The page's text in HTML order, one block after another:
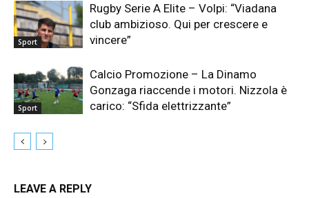
Sport
Rugby Serie A Elite – Volpi: “Viadana
club ambizioso. Qui per crescere e
vincere”
Sport
Calcio Promozione – La Dinamo
Gonzaga riaccende i motori. Nizzola è
carico: “Sfida elettrizzante”
LEAVE A REPLY